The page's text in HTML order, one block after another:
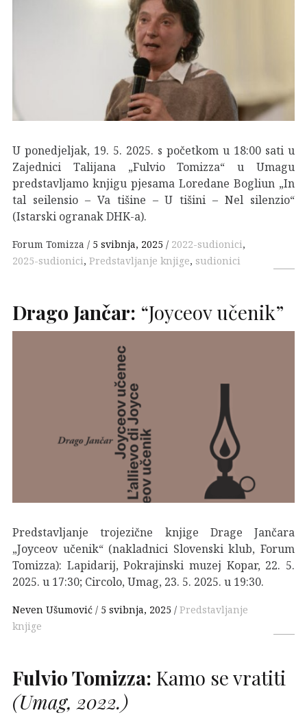
U ponedjeljak, 19. 5. 2025. s početkom u 18:00 sati u
Zajednici Talijana „Fulvio Tomizza“ u Umagu
predstavljamo knjigu pjesama Loredane Bogliun „In
tal seilensio – Va tišine – U tišini – Nel silenzio“
(Istarski ogranak DHK-a).
Forum Tomizza 5 svibnja, 2025 2022-sudionici,
2025-sudionici, Predstavljanje knjige, sudionici
Drago Jančar: “Joyceov učenik”
Predstavljanje trojezične knjige Drage Jančara
„Joyceov učenik“ (nakladnici Slovenski klub, Forum
Tomizza): Lapidarij, Pokrajinski muzej Kopar, 22. 5.
2025. u 17:30; Circolo, Umag, 23. 5. 2025. u 19:30.
Neven Ušumović 5 svibnja, 2025
Predstavljanje
knjige
Fulvio Tomizza: Kamo se vratiti
(Umag, 2022.)